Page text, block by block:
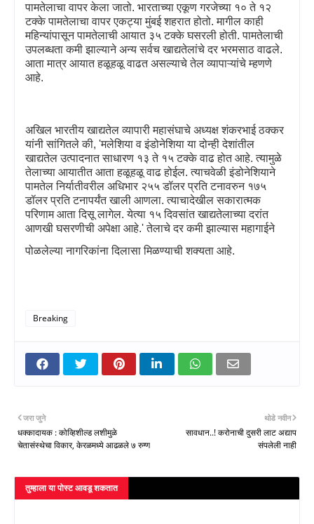
पामतेलाचा वापर केला जातो. भारताच्या एकूण गरजेच्या १० ते १२
टक्के पामतेलाचा वापर एकट्या मुंबई शहरात होतो. मागील काही
महिन्यांपासून पामतेलाची आयात ३५ टक्के घसरली होती. पामतेलाची
उपलब्धता कमी झाल्याने अन्य सर्वच खाद्यतेलांचे दर भरमसाठ वाढले.
आता मात्र आयात हळूहळू वाढत असल्याचे तेल व्यापाऱ्यांचे म्हणणे
आहे.
अखिल भारतीय खाद्यतेल व्यापारी महासंघाचे अध्यक्ष शंकरभाई ठक्कर
यांनी सांगितले की, 'मलेशिया व इंडोनेशिया या दोन्ही देशांतील
खाद्यतेल उत्पादनात साधारण १३ ते १५ टक्के वाढ होत आहे. त्यामुळे
तेलाच्या आयातीत आता हळूहळू वाढ होईल. त्याचवेळी इंडोनेशियाने
पामतेल निर्यातीवरील अधिभार २५५ डॉलर प्रति टनावरुन १७५
डॉलर प्रति टनापर्यंत खाली आणला. त्याचादेखील सकारात्मक
परिणाम आता दिसू लागेल. येत्या १५ दिवसांत खाद्यतेलाच्या दरांत
आणखी घसरणीची अपेक्षा आहे.'तेलाचे दर कमी झाल्यास महागाईने
पोळलेल्या नागरिकांना दिलासा मिळण्याची शक्यता आहे.
Breaking
थोडे नवीन
सावधान..! करोनाची दुसरी लाट अद्याप
संपलेली नाही
जरा जुने
धक्कादायक : कोव्हिशील्ड लशीमुळे
चेतासंस्थेचा विकार, केरळमध्ये आढळले ७ रुग्ण
तुम्‍हाला या पोस्‍ट आवडू शकतात